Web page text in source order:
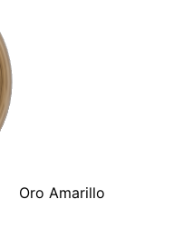
Oro Amarillo